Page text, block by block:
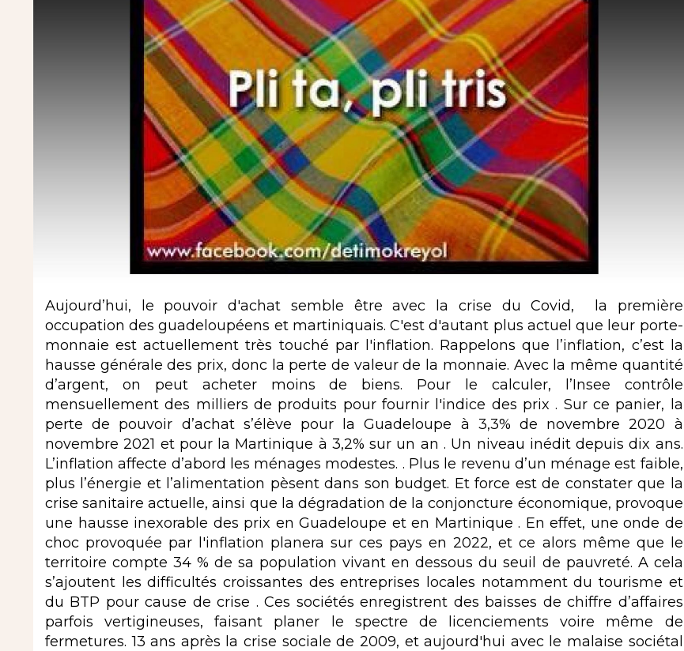
Aujourd’hui, le pouvoir d'achat semble être avec la crise du Covid, la première
occupation des guadeloupéens et martiniquais. C'est d'autant plus actuel que leur porte-
monnaie est actuellement très touché par l'inflation. Rappelons que l’inflation, c’est la
hausse générale des prix, donc la perte de valeur de la monnaie. Avec la même quantité
d’argent, on peut acheter moins de biens. Pour le calculer, l’Insee contrôle
mensuellement des milliers de produits pour fournir l'indice des prix . Sur ce panier, la
perte de pouvoir d’achat s’élève pour la Guadeloupe à 3,3% de novembre 2020 à
novembre 2021 et pour la Martinique à 3,2% sur un an . Un niveau inédit depuis dix ans.
L’inflation affecte d’abord les ménages modestes. . Plus le revenu d’un ménage est faible,
plus l’énergie et l’alimentation pèsent dans son budget. Et force est de constater que la
crise sanitaire actuelle, ainsi que la dégradation de la conjoncture économique, provoque
une hausse inexorable des prix en Guadeloupe et en Martinique . En effet, une onde de
choc provoquée par l'inflation planera sur ces pays en 2022, et ce alors même que le
territoire compte 34 % de sa population vivant en dessous du seuil de pauvreté. A cela
s’ajoutent les difficultés croissantes des entreprises locales notamment du tourisme et
du BTP pour cause de crise . Ces sociétés enregistrent des baisses de chiffre d’affaires
parfois vertigineuses, faisant planer le spectre de licenciements voire même de
fermetures. 13 ans après la crise sociale de 2009, et aujourd'hui avec le malaise sociétal